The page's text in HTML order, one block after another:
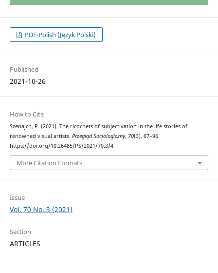
PDF-Polish (Język Polski)
Published
2021-10-26
How to Cite
Szenajch, P. (2021). The ricochets of subjectivation in the life stories of
renowned visual artists. Przegląd Socjologiczny, 70(3), 67–96.
https://doi.org/10.26485/PS/2021/70.3/4
More Citation Formats
Issue
Vol. 70 No. 3 (2021)
Section
ARTICLES